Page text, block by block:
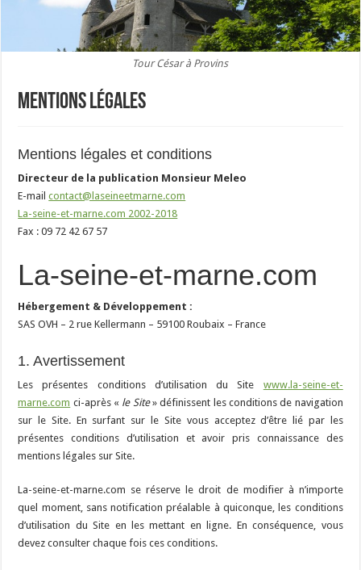
Tour César à Provins
Mentions légales
Mentions légales et conditions
Directeur de la publication Monsieur Meleo
E-mailcontact@laseineetmarne.com
La-seine-et-marne.com 2002-2018
Fax : 09 72 42 67 57
La-seine-et-marne.com
Hébergement & Développement :
SAS OVH – 2 rue Kellermann – 59100 Roubaix – France
1. Avertissement
Les présentes conditions d’utilisation du Site www.la-seine-et-
marne.com ci-après « le Site» définissent les conditions de navigation
sur le Site. En surfant sur le Site vous acceptez d’être lié par les
présentes conditions d’utilisation et avoir pris connaissance des
mentions légales sur Site.
La-seine-et-marne.com se réserve le droit de modifier à n’importe
quel moment, sans notification préalable à quiconque, les conditions
d’utilisation du Site en les mettant en ligne. En conséquence, vous
devez consulter chaque fois ces conditions.